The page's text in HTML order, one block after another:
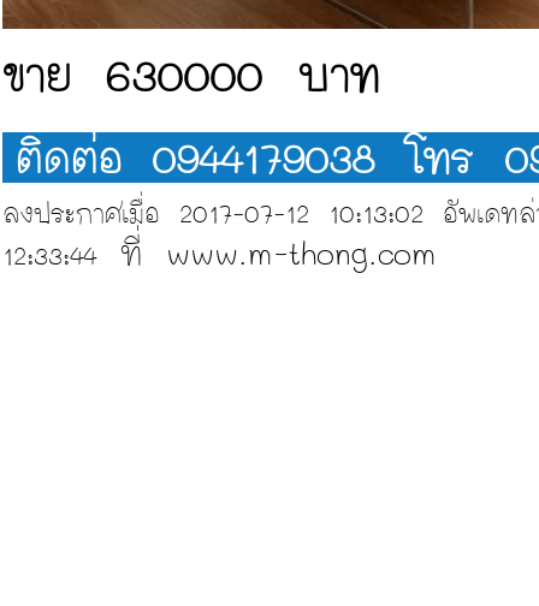
ขาย 630000 บาท
ติดต่อ 0944179038 โทร
ลงประกาศเมื่อ 2017-07-12 10:13:02 อัพเดท
12:33:44ที่ www.m-thong.com